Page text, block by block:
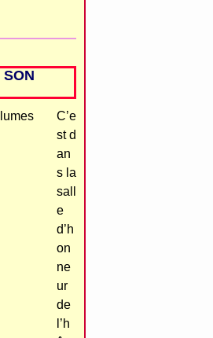
C’e
st d
an
s la
sall
e
d’h
on
ne
ur
de
l’h